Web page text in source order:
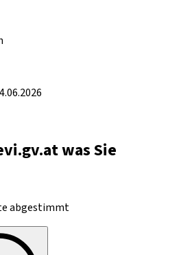
was Sie
abgestimmt